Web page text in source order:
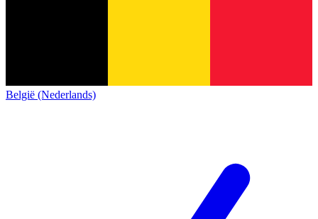
België (Nederlands)